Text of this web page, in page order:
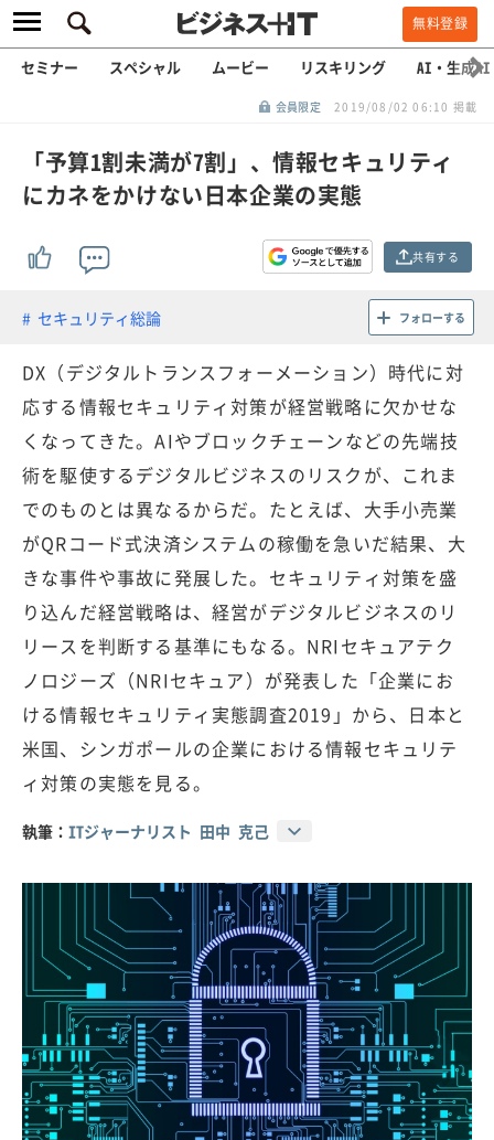
無料登録
セミナー スペシャル ムービー リスキリング AI・生成AI
会員限定 2019/08/02 06:10 掲載
「予算1割未満が7割」、情報セキュリティ
にカネをかけない日本企業の実態
共有する
セキュリティ総論 フォローする
DX（デジタルトランスフォーメーション）時代に対
応する情報セキュリティ対策が経営戦略に欠かせな
くなってきた。AIやブロックチェーンなどの先端技
術を駆使するデジタルビジネスのリスクが、これま
でのものとは異なるからだ。たとえば、大手小売業
がQRコード式決済システムの稼働を急いだ結果、大
きな事件や事故に発展した。セキュリティ対策を盛
り込んだ経営戦略は、経営がデジタルビジネスのリ
リースを判断する基準にもなる。NRIセキュアテク
ノロジーズ（NRIセキュア）が発表した「企業にお
ける情報セキュリティ実態調査2019」から、日本と
米国、シンガポールの企業における情報セキュリテ
ィ対策の実態を見る。
執筆： ITジャーナリスト 田中 克己